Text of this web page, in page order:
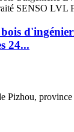
bois
24...
Pizhou,